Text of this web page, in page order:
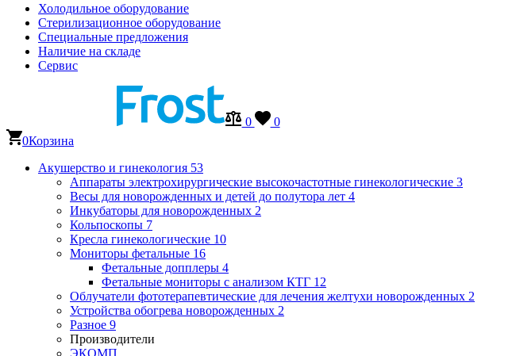
Холодильное оборудование
Стерилизационное оборудование
Специальные предложения
Наличие на складе
Сервис
0
0
0Корзина
Акушерство и гинекология 53
Аппараты электрохирургические высокочастотные гинекологические 3
Весы для новорожденных и детей до полутора лет 4
Инкубаторы для новорожденных 2
Кольпоскопы 7
Кресла гинекологические 10
Мониторы фетальные 16
Фетальные допплеры 4
Фетальные мониторы с анализом КТГ 12
Облучатели фототерапевтические для лечения желтухи новорожденных 2
Устройства обогрева новорожденных 2
Разное 9
Производители
ЭКОМП